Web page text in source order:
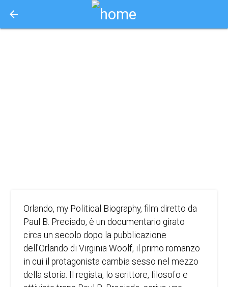
arrow_back
Orlando, my Political Biography, film diretto da
Paul B. Preciado, è un documentario girato
circa un secolo dopo la pubblicazione
dell'Orlando di Virginia Woolf, il primo romanzo
in cui il protagonista cambia sesso nel mezzo
della storia. Il regista, lo scrittore, filosofo e